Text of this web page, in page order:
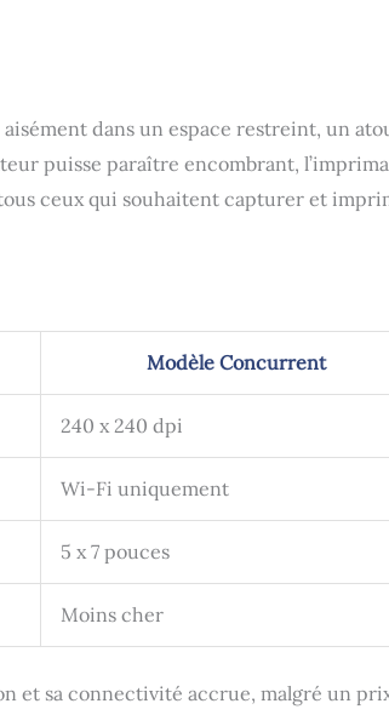
aisément dans un espace restreint, un
puisse paraître encombrant,
ceux qui souhaitent capturer et
Modèle Concurrent
240 x 240 dpi
Wi-Fi uniquement
5 x 7 pouces
Moins cher
et sa connectivité accrue, malgré un